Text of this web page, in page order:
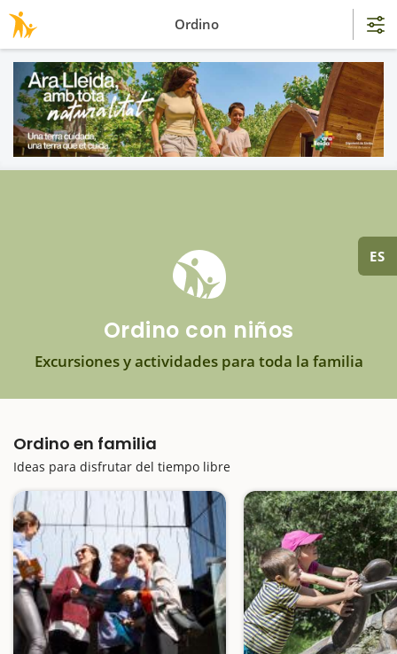
ES
Ordino con niños
Excursiones y actividades para toda la familia
Ordino en familia
Ideas para disfrutar del tiempo libre
Ordino